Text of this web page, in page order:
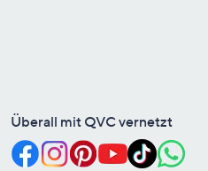
Überall mit QVC vernetzt